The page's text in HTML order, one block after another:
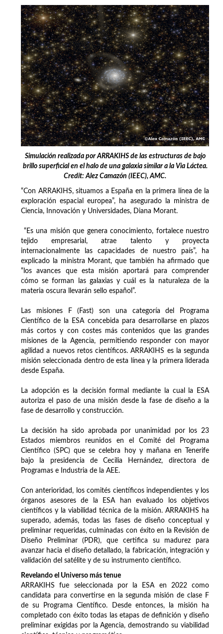
Simulación realizada por ARRAKIHS de las estructuras de bajo
brillo superficial en el halo de una galaxia similar a la Via Láctea.
Credit: Alez Camazón (IEEC), AMC.
“Con ARRAKIHS, situamos a España en la primera línea de la
exploración espacial europea”, ha asegurado la ministra de
Ciencia, Innovación y Universidades, Diana Morant.
“Es una misión que genera conocimiento, fortalece nuestro
tejido empresarial, atrae talento y proyecta
internacionalmente las capacidades de nuestro país”, ha
explicado la ministra Morant, que también ha afirmado que
“los avances que esta misión aportará para comprender
cómo se forman las galaxias y cuál es la naturaleza de la
materia oscura llevarán sello español”.
Las misiones F (Fast) son una categoría del Programa
Científico de la ESA concebida para desarrollarse en plazos
más cortos y con costes más contenidos que las grandes
misiones de la Agencia, permitiendo responder con mayor
agilidad a nuevos retos científicos. ARRAKIHS es la segunda
misión seleccionada dentro de esta línea y la primera liderada
desde España.
La adopción es la decisión formal mediante la cual la ESA
autoriza el paso de una misión desde la fase de diseño a la
fase de desarrollo y construcción.
La decisión ha sido aprobada por unanimidad por los 23
Estados miembros reunidos en el Comité del Programa
Científico (SPC) que se celebra hoy y mañana en Tenerife
bajo la presidencia de Cecilia Hernández, directora de
Programas e Industria de la AEE.
Con anterioridad, los comités científicos independientes y los
órganos asesores de la ESA han evaluado los objetivos
científicos y la viabilidad técnica de la misión. ARRAKIHS ha
superado, además, todas las fases de diseño conceptual y
preliminar requeridas, culminadas con éxito en la Revisión de
Diseño Preliminar (PDR), que certifica su madurez para
avanzar hacia el diseño detallado, la fabricación, integración y
validación del satélite y de su instrumento científico.
Revelando el Universo más tenue
ARRAKIHS fue seleccionada por la ESA en 2022 como
candidata para convertirse en la segunda misión de clase F
de su Programa Científico. Desde entonces, la misión ha
completado con éxito todas las etapas de definición y diseño
preliminar exigidas por la Agencia, demostrando su viabilidad